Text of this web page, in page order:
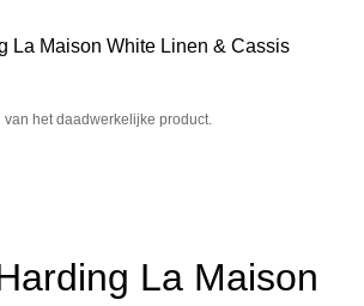
het daadwerkelijke product.
La Maison